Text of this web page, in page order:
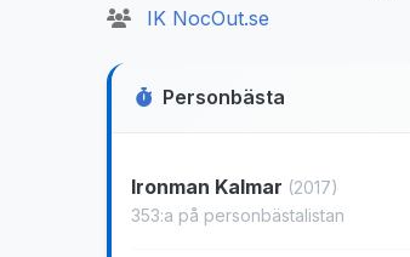
IK NocOut.se
Personbästa
Ironman Kalmar (2017)
353:a på personbästalistan